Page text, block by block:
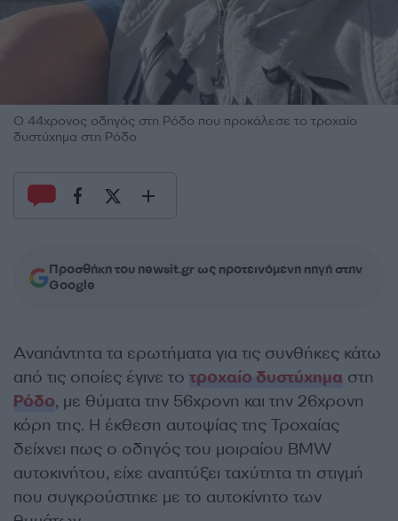
Ο 44χρονος οδηγός στη Ρόδο που προκάλεσε το τροχαίο
δυστύχημα στη Ρόδο
Προσθήκη του newsit.gr ως προτεινόμενη πηγή στην
Google
Αναπάντητα τα ερωτήματα για τις συνθήκες κάτω
από τις οποίες έγινε το τροχαίο δυστύχημα στη
Ρόδο, με θύματα την 56χρονη και την 26χρονη
κόρη της. Η έκθεση αυτοψίας της Τροχαίας
δείχνει πως ο οδηγός του μοιραίου BMW
αυτοκινήτου, είχε αναπτύξει ταχύτητα τη στιγμή
που συγκρούστηκε με το αυτοκίνητο των